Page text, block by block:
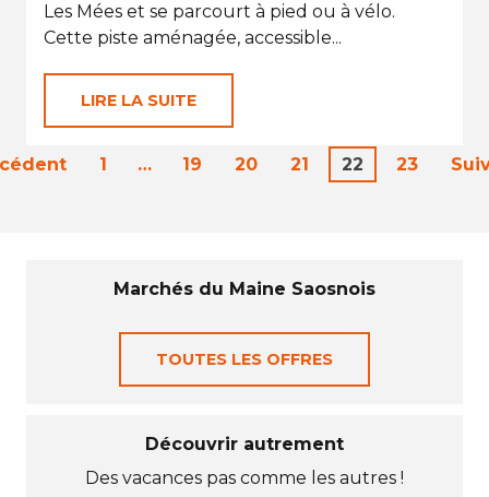
Les Mées et se parcourt à pied ou à vélo.
Cette piste aménagée, accessible...
LIRE LA SUITE
1 … 19 20 21 22 23
Marchés du Maine Saosnois
TOUTES LES OFFRES
Découvrir autrement
Des vacances pas comme les autres !